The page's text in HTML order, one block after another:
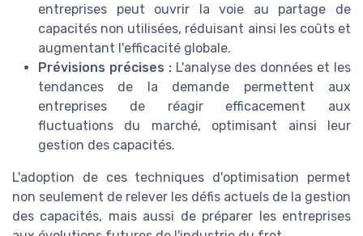
entreprises peut ouvrir la voie au partage de
capacités non utilisées, réduisant ainsi les coûts et
augmentant l'efficacité globale.
Prévisions précises :L'analyse des données et les
tendances de la demande permettent aux
entreprises de réagir efficacement aux
fluctuations du marché, optimisant ainsi leur
gestion des capacités.
L'adoption de ces techniques d'optimisation permet
non seulement de relever les défis actuels de la gestion
des capacités, mais aussi de préparer les entreprises